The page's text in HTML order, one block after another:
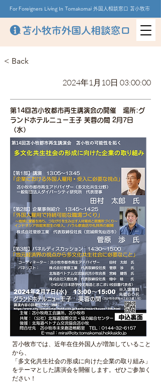
For Foreigners Living In Tomakomai 外国人相談窓口 苫小牧市
< Back
2024年1月10日 03:00:00
第14回苫小牧都市再生講演会の開催 場所:グ
ランドホテルニュー王子 芙蓉の間 2月7日
（水）
苫小牧市では、近年在住外国人が増加していること
から、
「多文化共生社会の形成に向けた企業の取り組み」
をテーマとした講演会を開催します。ぜひご参加く
ださい！